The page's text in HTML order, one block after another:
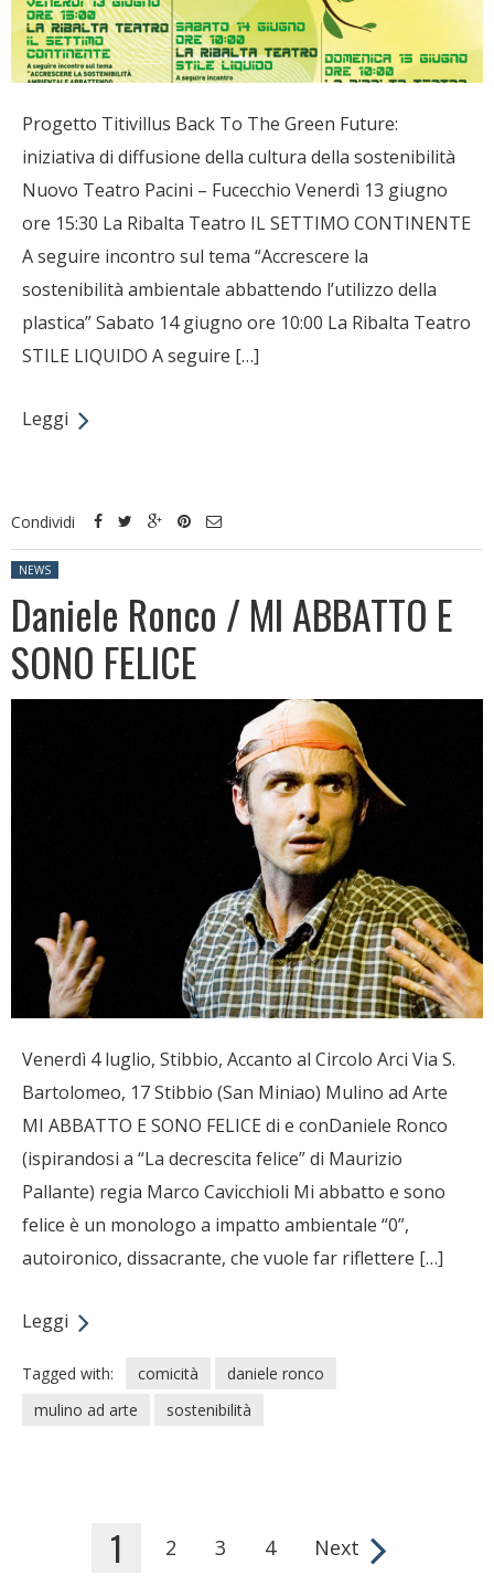
Progetto Titivillus Back To The Green Future:
iniziativa di diffusione della cultura della sostenibilità
Nuovo Teatro Pacini – Fucecchio Venerdì 13 giugno
ore 15:30 La Ribalta Teatro IL SETTIMO CONTINENTE
A seguire incontro sul tema “Accrescere la
sostenibilità ambientale abbattendo l’utilizzo della
plastica” Sabato 14 giugno ore 10:00 La Ribalta Teatro
STILE LIQUIDO A seguire […]
Leggi
Condividi
Posted in:
NEWS
Daniele Ronco / MI ABBATTO E
SONO FELICE
Venerdì 4 luglio, Stibbio, Accanto al Circolo Arci Via S.
Bartolomeo, 17 Stibbio (San Miniao) Mulino ad Arte
MI ABBATTO E SONO FELICE di e conDaniele Ronco
(ispirandosi a “La decrescita felice” di Maurizio
Pallante) regia Marco Cavicchioli Mi abbatto e sono
felice è un monologo a impatto ambientale “0”,
autoironico, dissacrante, che vuole far riflettere […]
Leggi
Tagged with: comicità
daniele ronco
mulino ad arte
sostenibilità
1 2 3 4 Next